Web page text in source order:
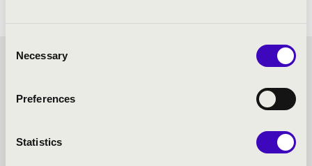
Selection
Necessary
Preferences
Statistics
DÓMKERTI ZENÉS ESTÉK -
SZEGED - TOVÁBBI
KONCERTEK